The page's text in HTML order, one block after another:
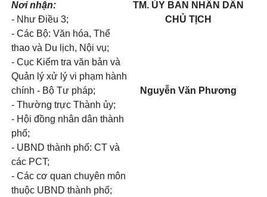
Nơi nhận:
- Như Điều 3;
- Các Bộ: Văn hóa, Thể
thao và Du lịch, Nội vụ;
- Cục Kiểm tra văn bản và
Quản lý xử lý vi phạm hành
chính - Bộ Tư pháp;
- Thường trực Thành ủy;
- Hội đồng nhân dân thành
phố;
- UBND thành phố: CT và
các PCT;
- Các cơ quan chuyên môn
thuộc UBND thành phố;
TM. ỦY BAN NHÂN DÂN
CHỦ TỊCH
Nguyễn Văn Phương